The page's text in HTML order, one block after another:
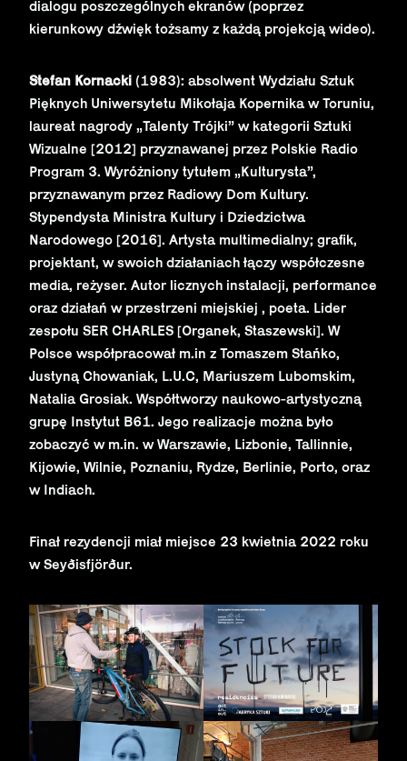
dialogu poszczególnych ekranów (poprzez
kierunkowy dźwięk tożsamy z każdą projekcją wideo).
Stefan Kornacki (1983): absolwent Wydziału Sztuk
Pięknych Uniwersytetu Mikołaja Kopernika w Toruniu,
laureat nagrody „Talenty Trójki” w kategorii Sztuki
Wizualne [2012] przyznawanej przez Polskie Radio
Program 3. Wyróżniony tytułem „Kulturysta”,
przyznawanym przez Radiowy Dom Kultury.
Stypendysta Ministra Kultury i Dziedzictwa
Narodowego [2016]. Artysta multimedialny; grafik,
projektant, w swoich działaniach łączy współczesne
media, reżyser. Autor licznych instalacji, performance
oraz działań w przestrzeni miejskiej , poeta. Lider
zespołu SER CHARLES [Organek, Staszewski]. W
Polsce współpracował m.in z Tomaszem Stańko,
Justyną Chowaniak, L.U.C, Mariuszem Lubomskim,
Natalia Grosiak. Współtworzy naukowo-artystyczną
grupę Instytut B61. Jego realizacje można było
zobaczyć w m.in. w Warszawie, Lizbonie, Tallinnie,
Kijowie, Wilnie, Poznaniu, Rydze, Berlinie, Porto, oraz
w Indiach.
Finał rezydencji miał miejsce 23 kwietnia 2022 roku
w Seyðisfjörður.